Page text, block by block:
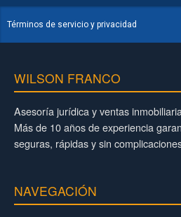
Términos de servicio y privacidad
WILSON FRANCO
Asesoría jurídica y ventas
Más de 10 años de experiencia
seguras, rápidas y sin
NAVEGACIÓN